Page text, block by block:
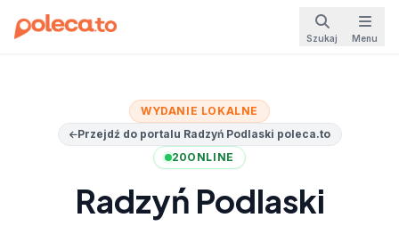
Szukaj Menu
WYDANIE LOKALNE
Przejdź do portalu Radzyń Podlaski poleca.to
20ONLINE
Radzyń Podlaski